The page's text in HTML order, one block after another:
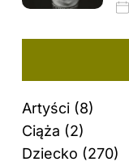
Artyści (8)
Ciąża (2)
Dziecko (270)